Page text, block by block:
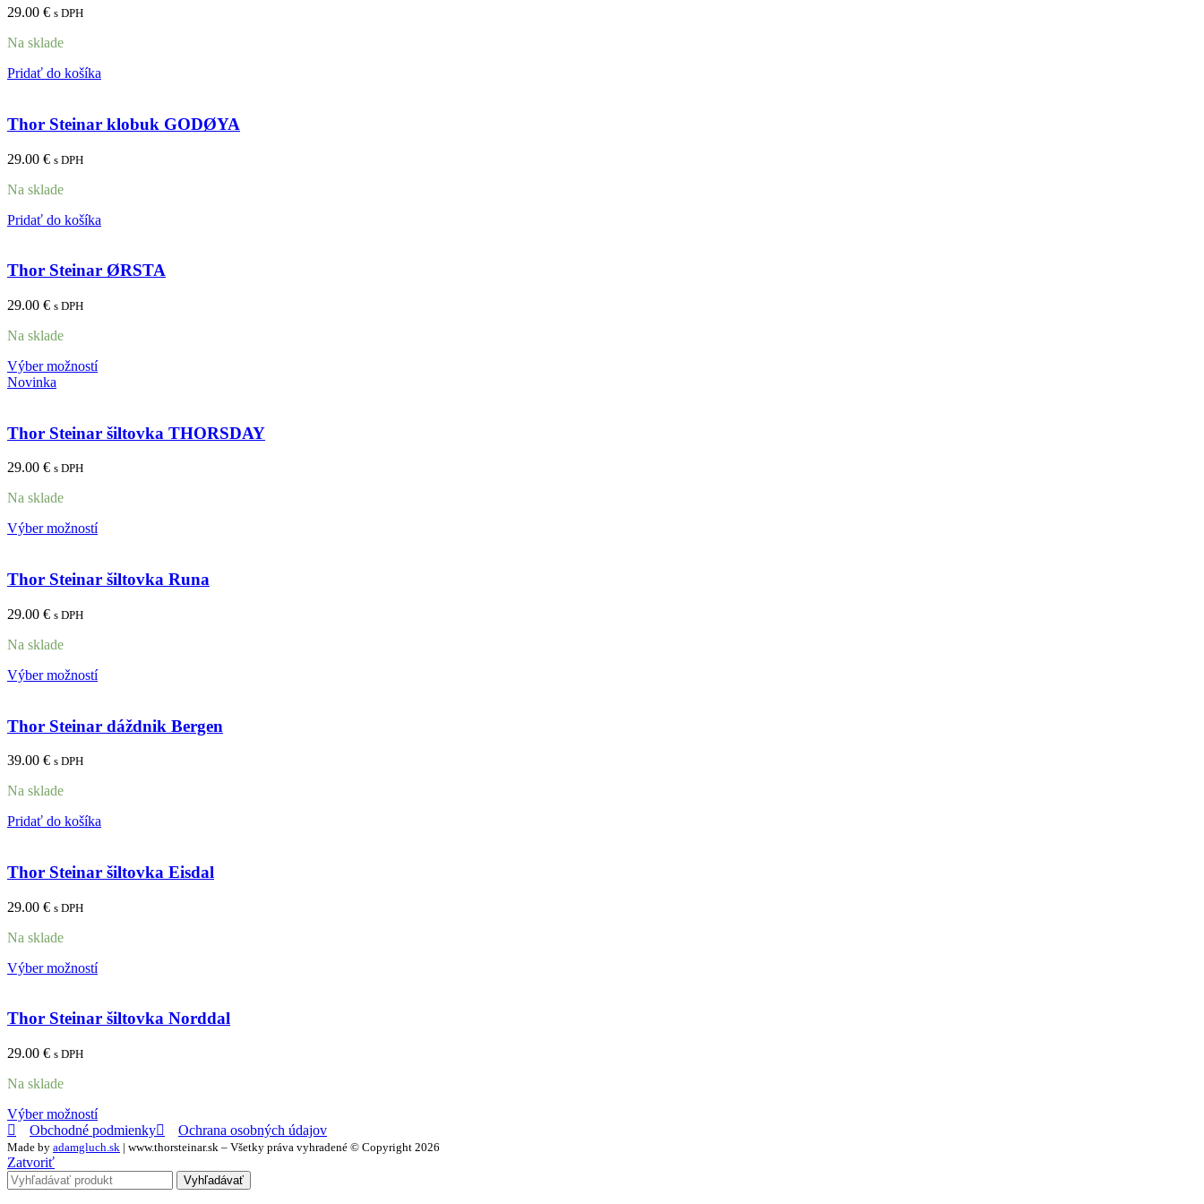
29.00 € s DPH
Na sklade
Pridať do košíka
Thor Steinar klobuk GODØYA
29.00 € s DPH
Na sklade
Pridať do košíka
Thor Steinar ØRSTA
29.00 € s DPH
Na sklade
Výber možností
Novinka
Thor Steinar šiltovka THORSDAY
29.00 € s DPH
Na sklade
Výber možností
Thor Steinar šiltovka Runa
29.00 € s DPH
Na sklade
Výber možností
Thor Steinar dáždnik Bergen
39.00 € s DPH
Na sklade
Pridať do košíka
Thor Steinar šiltovka Eisdal
29.00 € s DPH
Na sklade
Výber možností
Thor Steinar šiltovka Norddal
29.00 € s DPH
Na sklade
Výber možností
Obchodné podmienky
Ochrana osobných údajov
Made by adamgluch.sk | www.thorsteinar.sk – Všetky práva vyhradené © Copyright 2026
Zatvoriť
Vyhľadávať